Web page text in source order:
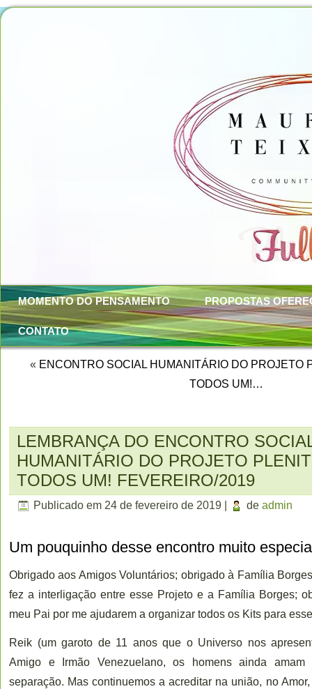
MOMENTO DO PENSAMENTO PROPOSTAS
CONTATO
« ENCONTRO SOCIAL HUMANITÁRIO DO PROJETO
TODOS UM!…
LEMBRANÇA DO ENCONTRO
HUMANITÁRIO DO PROJETO
TODOS UM! FEVEREIRO/2019
Publicado em 24 de fevereiro de 2019 de admin
Um pouquinho desse encontro muito
Obrigado aos Amigos Voluntários; obrigado à Família
fez a interligação entre esse Projeto e a Família Borges;
meu Pai por me ajudarem a organizar todos os Kits para
Reik (um garoto de 11 anos que o Universo nos
Amigo e Irmão Venezuelano, os homens ainda
separação. Mas continuemos a acreditar na união, no